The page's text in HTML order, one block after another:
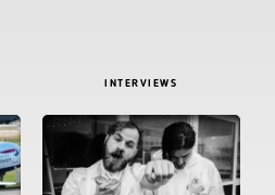
INTERVIEWS